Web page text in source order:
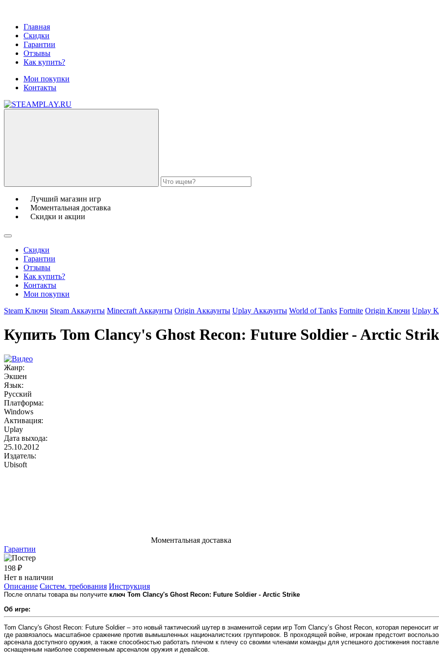
Главная
Скидки
Гарантии
Отзывы
Как купить?
Мои покупки
Контакты
Лучший магазин игр
Моментальная доставка
Скидки и акции
Скидки
Гарантии
Отзывы
Как купить?
Контакты
Мои покупки
Steam Ключи Steam Аккаунты Minecraft Аккаунты Origin Аккаунты Uplay Аккаунты World of Tanks Fortnite Origin Ключи Uplay
Купить Tom Clancy's Ghost Recon: Future Soldier - Arctic
Жанр:
Экшен
Язык:
Русский
Платформа:
Windows
Активация:
Uplay
Дата выхода:
25.10.2012
Издатель:
Ubisoft
Моментальная доставка
Гарантии
198 ₽
Нет в наличии
Описание Систем. требования Инструкция
После оплаты товара вы получите ключ Tom Clancy's Ghost Recon: Future Soldier - Arctic Strike
Об игре:
Tom Clancy's Ghost Recon: Future Soldier – это новый тактический шутер в знаменитой серии игр Tom Clancy’s Ghost Recon, которая переносит
где развязалось масштабное сражение против вымышленных националистских группировок. В проходящей войне, игрокам предстоит
арсенала доступного оружия, а также способностью работать плечом к плечу со своими членами команды для успешного достижения
оснащенным наиболее современным арсеналом оружия и девайсов.